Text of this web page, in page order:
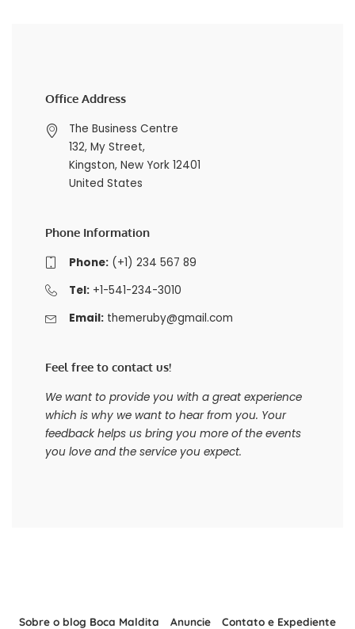
Office Address
The Business Centre
132, My Street,
Kingston, New York 12401
United States
Phone Information
Phone:(+1) 234 567 89
Tel:+1-541-234-3010
Email: themeruby@gmail.com
Feel free to contact us!
We want to provide you with a great experience
which is why we want to hear from you. Your
feedback helps us bring you more of the events
you love and the service you expect.
Sobre o blog Boca Maldita Anuncie Contato e Expediente